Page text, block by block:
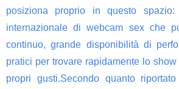
posiziona proprio in questo spazio:
internazionale di webcam sex che
continuo, grande disponibilità di
pratici per trovare rapidamente lo
propri gusti.Secondo quanto